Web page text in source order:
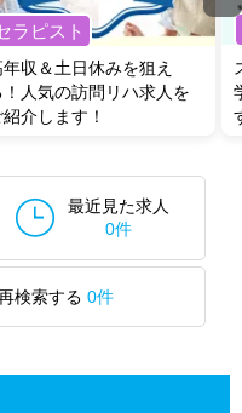
ラピスト
年収＆土日休みを狙え
！人気の訪問リハ求人を
紹介します！
最近見た求人
0件
検索する 0件